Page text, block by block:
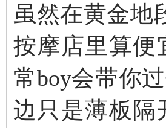
虽然在黄金地
按摩店里算便
常boy会带你
边只是薄板隔